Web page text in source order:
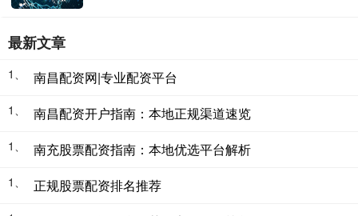
最新文章
1、 南昌配资网|专业配资平台
1、 南昌配资开户指南：本地正规渠道速览
1、 南充股票配资指南：本地优选平台解析
1、 正规股票配资排名推荐